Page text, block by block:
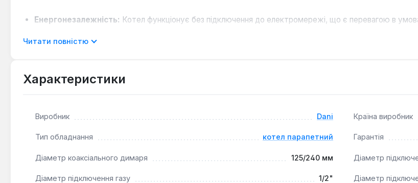
Енергонезалежність: Котел функціонує без підключення до електромережі, що є перевагою в
Універсальність монтажу:
Цей одноконтурний газовий котел призначений виключно для систем опалення та оптимально підходить
опалення відкритого типу з природною циркуляцією та атмосферним розширювальним бачком.
Читати повністю
Характеристики
Виробник Dani Країна виробник
Тип обладнання котел парапетний Гарантія
Діаметр коаксіального димаря 125/240 мм Діаметр
Діаметр підключення газу 1/2" Діаметр